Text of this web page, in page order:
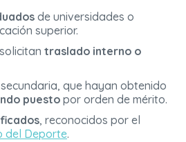
de universidades o
superior.
traslado interno o
que hayan obtenido
puesto por orden de mérito.
, reconocidos por el
del Deporte.